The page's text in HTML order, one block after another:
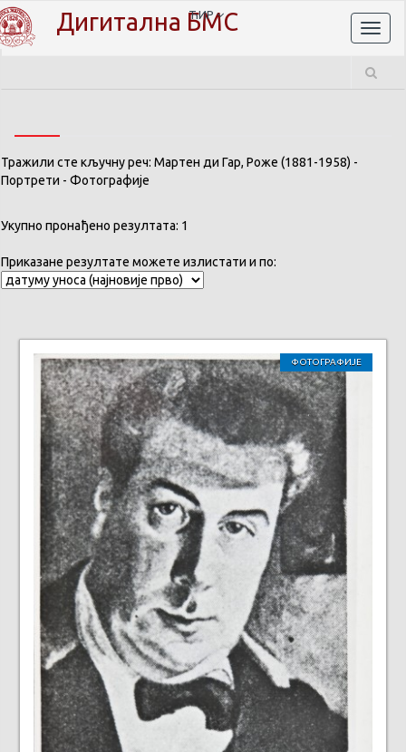
Дигитална БМС
ЋИР
Тражили сте кључну реч: Мартен ди Гар, Роже (1881-1958) -
Портрети - Фотографије
Укупно пронађено резултата: 1
Приказане резултате можете излистати и по:
ФОТОГРАФИЈЕ